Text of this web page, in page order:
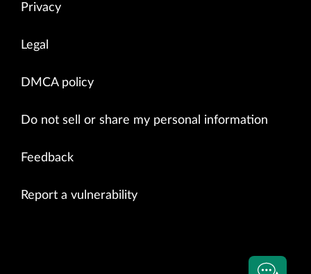
Privacy
Legal
DMCA policy
Do not sell or share my personal information
Feedback
Report a vulnerability